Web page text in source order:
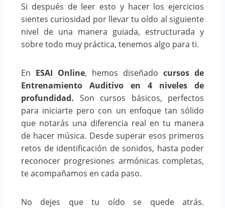
Si después de leer esto y hacer los ejercicios
sientes curiosidad por llevar tu oído al siguiente
nivel de una manera guiada, estructurada y
sobre todo muy práctica, tenemos algo para ti.
En ESAI Online, hemos diseñado cursos de
Entrenamiento Auditivo en 4 niveles de
profundidad. Son cursos básicos, perfectos
para iniciarte pero con un enfoque tan sólido
que notarás una diferencia real en tu manera
de hacer música. Desde superar esos primeros
retos de identificación de sonidos, hasta poder
reconocer progresiones armónicas completas,
te acompañamos en cada paso.
No dejes que tu oído se quede atrás.